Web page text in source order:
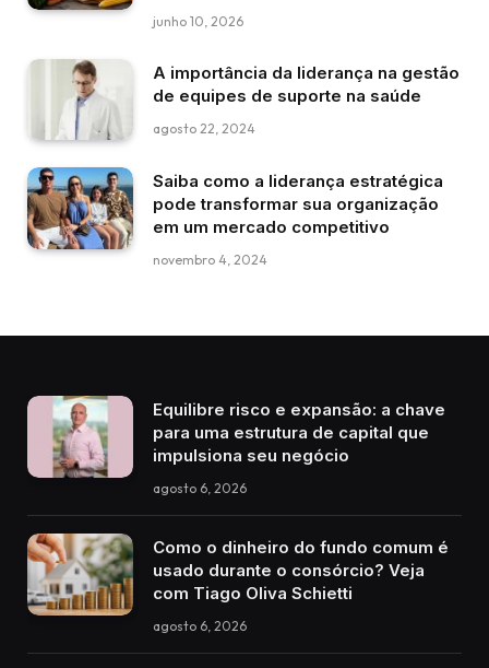
junho 10, 2026
A importância da liderança na gestão
de equipes de suporte na saúde
agosto 22, 2024
Saiba como a liderança estratégica
pode transformar sua organização
em um mercado competitivo
novembro 4, 2024
Equilibre risco e expansão: a chave
para uma estrutura de capital que
impulsiona seu negócio
agosto 6, 2026
Como o dinheiro do fundo comum é
usado durante o consórcio? Veja
com Tiago Oliva Schietti
agosto 6, 2026